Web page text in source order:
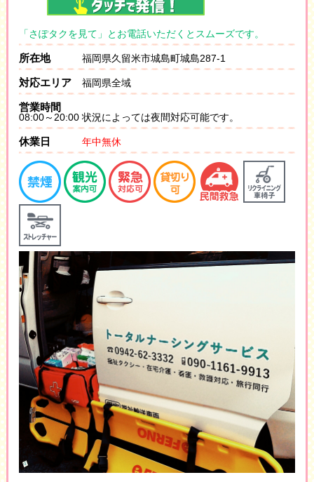
「さぽタクを見て」とお電話いただくとスムーズです。
所在地 福岡県久留米市城島町城島287-1
対応エリア 福岡県全域
営業時間
08:00～20:00 状況によっては夜間対応可能です。
休業日 年中無休